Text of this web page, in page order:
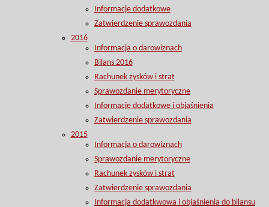
Informacje dodatkowe
Zatwierdzenie sprawozdania
2016
Informacja o darowiznach
Bilans 2016
Rachunek zysków i strat
Sprawozdanie merytoryczne
Informacje dodatkowe i objaśnienia
Zatwierdzenie sprawozdania
2015
Informacja o darowiznach
Sprawozdanie merytoryczne
Rachunek zysków i strat
Zatwierdzenie sprawozdania
Informacja dodatkwowa i objaśnienia do bilansu